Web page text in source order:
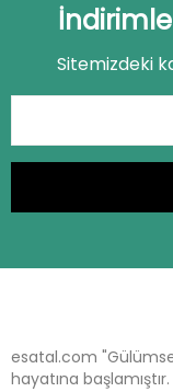
Sitemizdeki
esatal.com
hayatına